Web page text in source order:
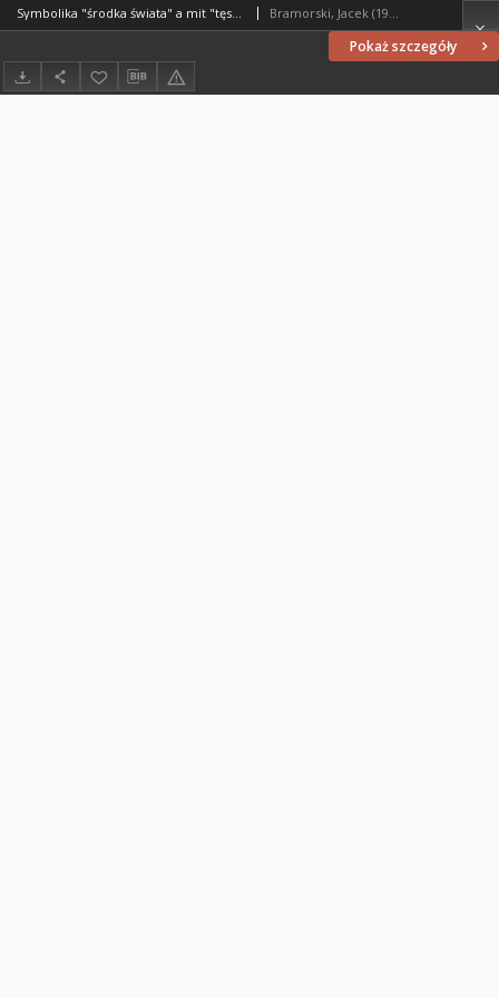
Pokaż szczegóły
Symbolika "środka świata" a mit "tęsknoty za rajem" w ujęciu Mircei Eliadego Bramorski, Jacek (1965- )